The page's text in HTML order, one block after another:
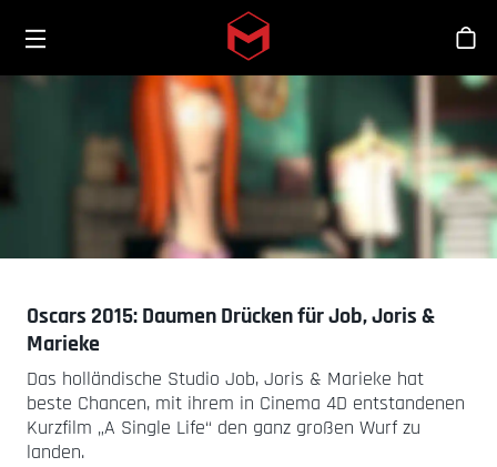
Skip to main content
Oscars 2015: Daumen Drücken für Job, Joris &
Marieke
Das holländische Studio Job, Joris & Marieke hat
beste Chancen, mit ihrem in Cinema 4D entstandenen
Kurzfilm „A Single Life“ den ganz großen Wurf zu
landen.